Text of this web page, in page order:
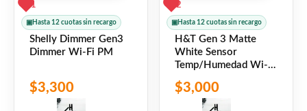
1
▣ Hasta 12 cuotas sin recargo
Shelly Dimmer Gen3
Dimmer Wi-Fi PM
$3,300
2
▣ Hasta 12 cuotas sin recargo
H&T Gen 3 Matte
White Sensor
Temp/Humedad Wi-Fi
$3,000